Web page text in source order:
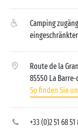
Camping
Route de la
85550 La
So finden Sie
+33 (0)2 51 68 51